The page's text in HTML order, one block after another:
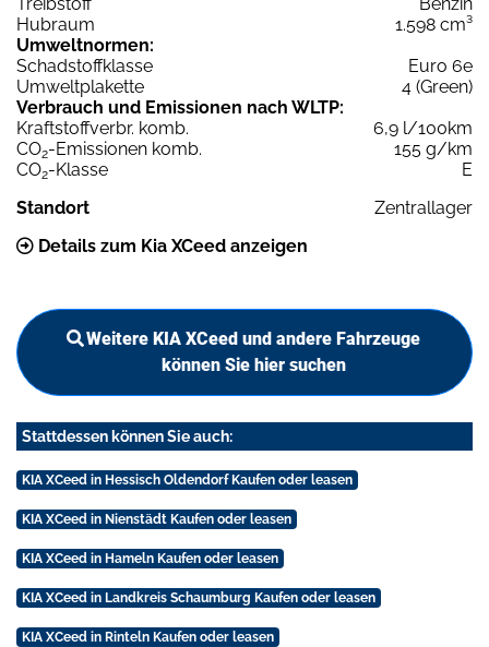
Hubraum
1.598 cm³
Umweltnormen:
Schadstoffklasse
Euro 6e
Umweltplakette
4 (Green)
Verbrauch und Emissionen nach WLTP:
Kraftstoffverbr. komb.
6,9 l/100km
CO2-Emissionen komb.
155 g/km
CO2-Klasse
E
Standort
Zentrallager
Details zum Kia XCeed anzeigen
Weitere KIA XCeed und andere Fahrzeuge
können Sie hier suchen
Stattdessen können Sie auch:
KIA XCeed in Hessisch Oldendorf Kaufen oder leasen
KIA XCeed in Nienstädt Kaufen oder leasen
KIA XCeed in Hameln Kaufen oder leasen
KIA XCeed in Landkreis Schaumburg Kaufen oder leasen
KIA XCeed in Rinteln Kaufen oder leasen